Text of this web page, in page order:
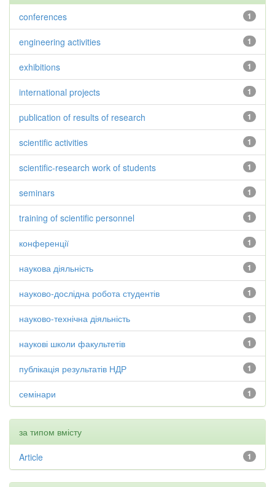
1
conferences
1
engineering activities
1
exhibitions
1
international projects
1
publication of results of research
1
scientific activities
1
scientific-research work of students
1
seminars
1
training of scientific personnel
1
конференції
1
наукова діяльність
1
науково-дослідна робота студентів
1
науково-технічна діяльність
1
наукові школи факультетів
1
публікація результатів НДР
1
семінари
за типом вмісту
1
Article